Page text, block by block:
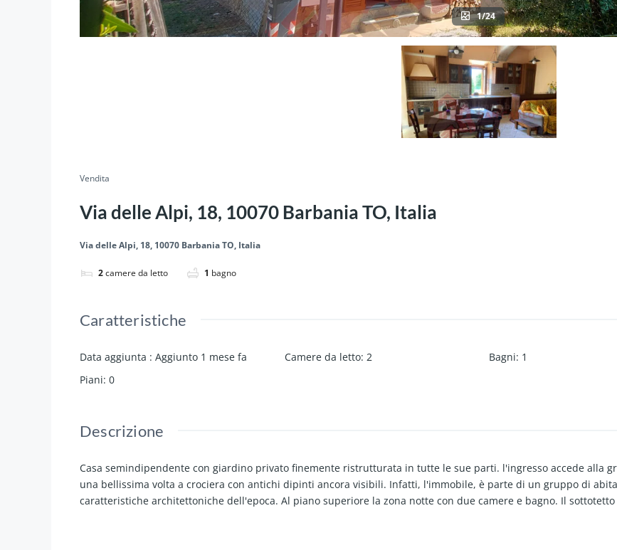
1/24
Vendita
Via delle Alpi, 18, 10070 Barbania TO, Italia
Via delle Alpi, 18, 10070 Barbania TO, Italia
2camere da letto 1 bagno
Caratteristiche
Data aggiunta : Aggiunto 1 mese fa Camere da letto: 2 Bagni: 1
Piani: 0
Descrizione
Casa semindipendente con giardino privato finemente ristrutturata in tutte le sue parti. l'ingresso accede alla
una bellissima volta a crociera con antichi dipinti ancora visibili. Infatti, l'immobile, è parte di un gruppo di
caratteristiche architettoniche dell'epoca. Al piano superiore la zona notte con due camere e bagno. Il